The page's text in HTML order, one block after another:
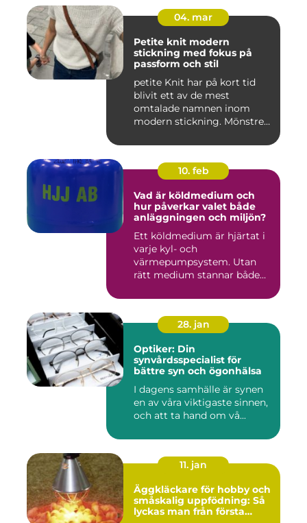
04. mar
Petite knit modern
stickning med fokus på
passform och stil
petite Knit har på kort tid
blivit ett av de mest
omtalade namnen inom
modern stickning. Mönstren
10. feb
Vad är köldmedium och
hur påverkar valet både
anläggningen och miljön?
Ett köldmedium är hjärtat i
varje kyl- och
värmepumpsystem. Utan
rätt medium stannar både
28. jan
Optiker: Din
synvårdsspecialist för
bättre syn och ögonhälsa
I dagens samhälle är synen
en av våra viktigaste sinnen,
och att ta hand om vå...
11. jan
Äggkläckare för hobby och
småskalig uppfödning: Så
lyckas man från första